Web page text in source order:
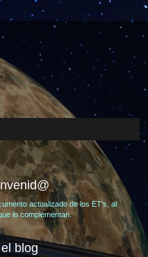
actualizado de los ET's, al
lo complementan.
blog